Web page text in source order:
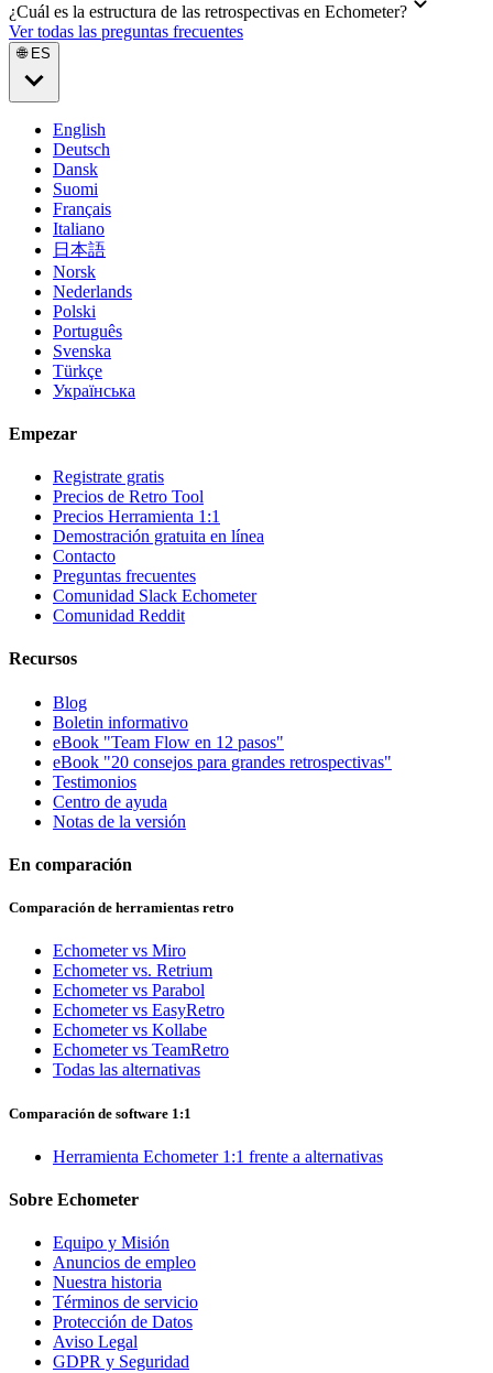
¿Cuál es la estructura de las retrospectivas en Echometer?
Ver todas las preguntas frecuentes
🌐 ES
English
Deutsch
Dansk
Suomi
Français
Italiano
日本語
Norsk
Nederlands
Polski
Português
Svenska
Türkçe
Українська
Empezar
Registrate gratis
Precios de Retro Tool
Precios Herramienta 1:1
Demostración gratuita en línea
Contacto
Preguntas frecuentes
Comunidad Slack Echometer
Comunidad Reddit
Recursos
Blog
Boletin informativo
eBook "Team Flow en 12 pasos"
eBook "20 consejos para grandes retrospectivas"
Testimonios
Centro de ayuda
Notas de la versión
En comparación
Comparación de herramientas retro
Echometer vs Miro
Echometer vs. Retrium
Echometer vs Parabol
Echometer vs EasyRetro
Echometer vs Kollabe
Echometer vs TeamRetro
Todas las alternativas
Comparación de software 1:1
Herramienta Echometer 1:1 frente a alternativas
Sobre Echometer
Equipo y Misión
Anuncios de empleo
Nuestra historia
Términos de servicio
Protección de Datos
Aviso Legal
GDPR y Seguridad